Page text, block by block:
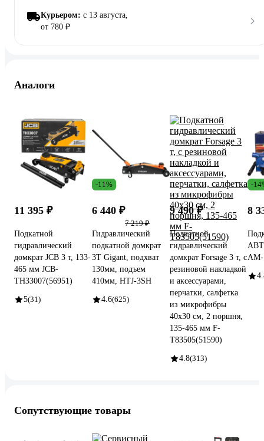
Курьером: c 13 августа,
от 780 ₽
Аналоги
11 395 ₽
Подкатной
гидравлический
домкрат JCB 3 т, 133-
465 мм JCB-
TH33007(56951)
5(31)
-11%
6 440 ₽
7 219 ₽
Гидравлический
подкатной домкрат
3Т Gigant, подхват
130мм, подъем
410мм, HTJ-3SH
4.6(625)
9 490 ₽
Подкатной
гидравлический
домкрат Forsage 3 т, с
резиновой накладкой
и аксессуарами,
перчатки, салфетка
из микрофибры
40x30 см, 2 поршня,
135-465 мм F-
T83505(51590)
4.8(313)
-
8
AM-
Сопутствующие товары